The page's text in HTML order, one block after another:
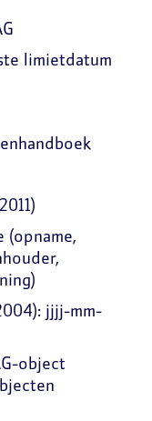
limietdatum
(opname,
jjjj-mm-
object